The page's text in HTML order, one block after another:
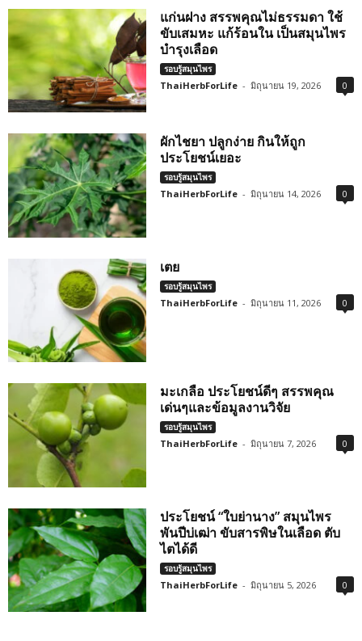
แก่นฝาง สรรพคุณไม่ธรรมดา ใช้
ขับเสมหะ แก้ร้อนใน เป็นสมุนไพร
บำรุงเลือด
รอบรู้สมุนไพร
ThaiHerbForLife - มิถุนายน 19, 2026 0
ผักไชยา ปลูกง่าย กินให้ถูก
ประโยชน์เยอะ
รอบรู้สมุนไพร
ThaiHerbForLife - มิถุนายน 14, 2026 0
เตย
รอบรู้สมุนไพร
ThaiHerbForLife - มิถุนายน 11, 2026 0
มะเกลือ ประโยชน์ดีๆ สรรพคุณ
เด่นๆและข้อมูลงานวิจัย
รอบรู้สมุนไพร
ThaiHerbForLife - มิถุนายน 7, 2026 0
ประโยชน์ “ใบย่านาง” สมุนไพร
พันปีบ่เฒ่า ขับสารพิษในเลือด ตับ
ไตได้ดี
รอบรู้สมุนไพร
ThaiHerbForLife - มิถุนายน 5, 2026 0